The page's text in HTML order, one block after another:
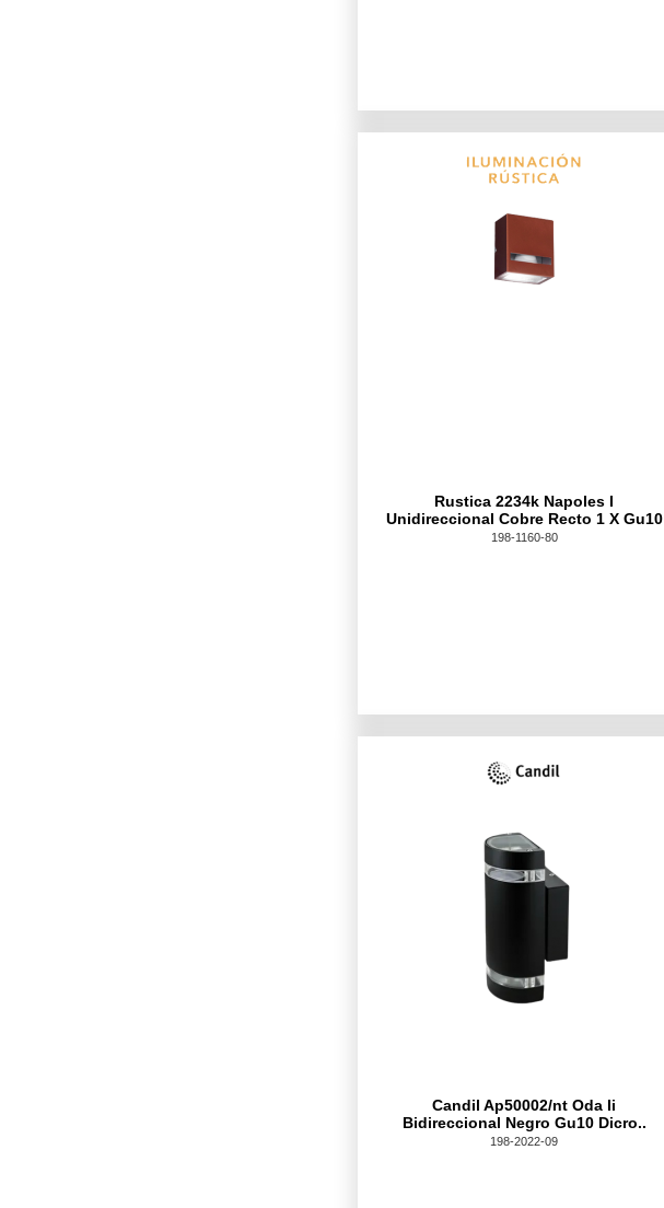
Rustica 2234k Napoles I
Unidireccional Cobre Recto 1 X Gu10
198-1160-80
Candil Ap50002/nt Oda Ii
Bidireccional Negro Gu10 Dicro..
198-2022-09